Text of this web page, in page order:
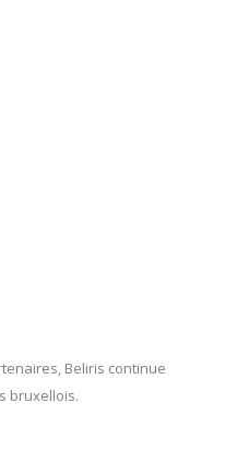
Beliris continue
bruxellois.